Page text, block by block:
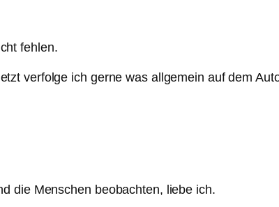
fehlen.
verfolge ich gerne was allgemein auf dem
die Menschen beobachten, liebe ich.